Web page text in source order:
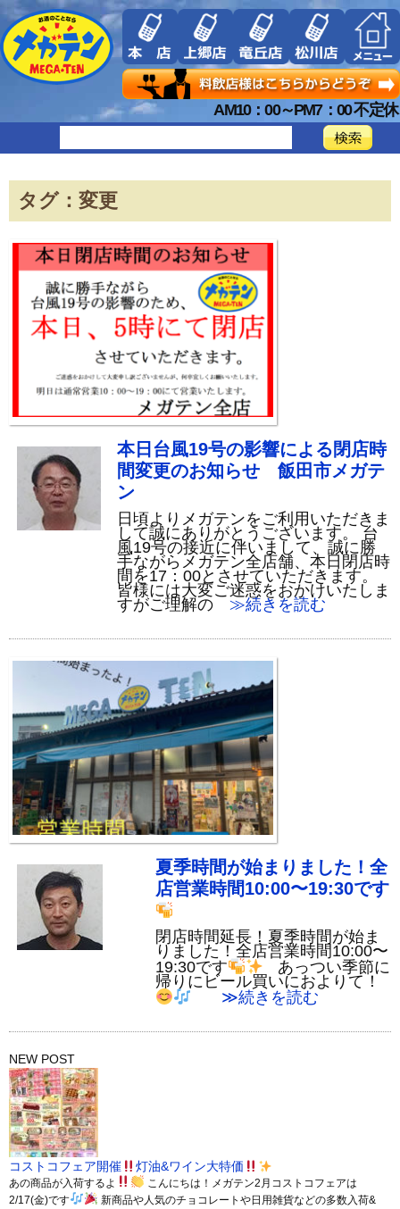
AM10：00～PM7：00 不定休
タグ：変更
本日台風19号の影響による閉店時
間変更のお知らせ 飯田市メガテ
ン
日頃よりメガテンをご利用いただきま
して誠にありがとうございます。 台
風19号の接近に伴いまして、誠に勝
手ながらメガテン全店舗、本日閉店時
間を17：00とさせていただきます。
皆様には大変ご迷惑をおかけいたしま
すがご理解の ≫続きを読む
夏季時間が始まりました！全
店営業時間10:00〜19:30です
閉店時間延長！夏季時間が始ま
りました！全店営業時間10:00〜
19:30です
あっつい季節に
帰りにビール買いにおよりて！
≫続きを読む
NEW POST
コストコフェア開催 灯油&ワイン大特価
あの商品が入荷するよ
こんにちは！メガテン2月コストコフェアは
2/17(金)です
新商品や人気のチョコレートや日用雑貨などの多数入荷&